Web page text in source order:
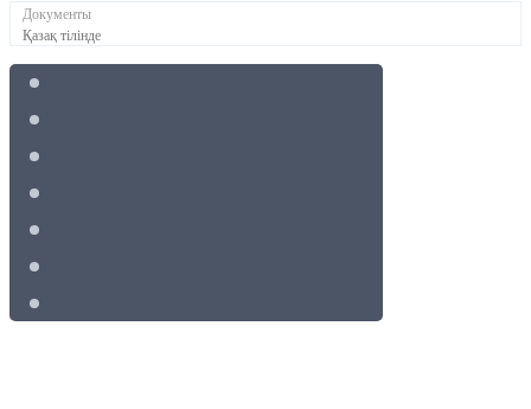
Документы
Қазақ тілінде